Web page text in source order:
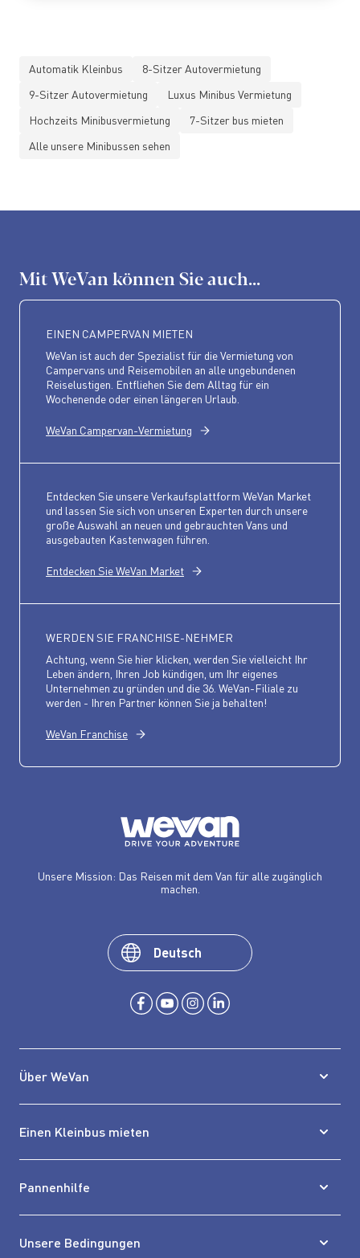
Automatik Kleinbus
8-Sitzer Autovermietung
9-Sitzer Autovermietung
Luxus Minibus Vermietung
Hochzeits Minibusvermietung
7-Sitzer bus mieten
Alle unsere Minibussen sehen
Mit WeVan können Sie auch...
EINEN CAMPERVAN MIETEN
WeVan ist auch der Spezialist für die Vermietung von
Campervans und Reisemobilen an alle ungebundenen
Reiselustigen. Entfliehen Sie dem Alltag für ein
Wochenende oder einen längeren Urlaub.
WeVan Campervan-Vermietung
Entdecken Sie unsere Verkaufsplattform WeVan Market
und lassen Sie sich von unseren Experten durch unsere
große Auswahl an neuen und gebrauchten Vans und
ausgebauten Kastenwagen führen.
Entdecken Sie WeVan Market
WERDEN SIE FRANCHISE-NEHMER
Achtung, wenn Sie hier klicken, werden Sie vielleicht Ihr
Leben ändern, Ihren Job kündigen, um Ihr eigenes
Unternehmen zu gründen und die 36. WeVan-Filiale zu
werden - Ihren Partner können Sie ja behalten!
WeVan Franchise
Unsere Mission: Das Reisen mit dem Van für alle zugänglich
machen.
Über WeVan
Einen Kleinbus mieten
Pannenhilfe
Unsere Bedingungen
Deutsch